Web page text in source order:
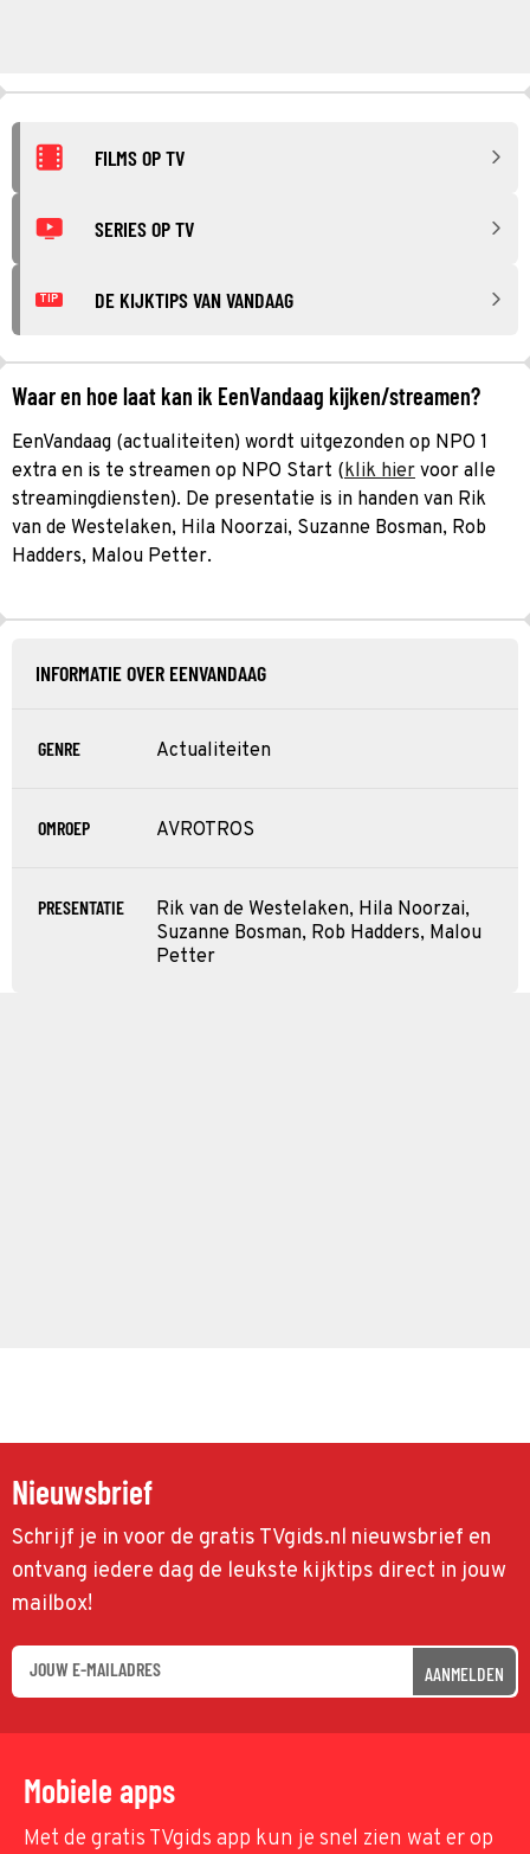
FILMS OP TV
SERIES OP TV
TIP DE KIJKTIPS VAN VANDAAG
Waar en hoe laat kan ik EenVandaag kijken/streamen?
EenVandaag (actualiteiten) wordt uitgezonden op NPO 1
extra en is te streamen op NPO Start (klik hier voor alle
streamingdiensten). De presentatie is in handen van Rik
van de Westelaken, Hila Noorzai, Suzanne Bosman, Rob
Hadders, Malou Petter.
INFORMATIE OVER EENVANDAAG
GENRE Actualiteiten
OMROEP AVROTROS
PRESENTATIE
Rik van de Westelaken, Hila Noorzai,
Suzanne Bosman, Rob Hadders, Malou
Petter
Nieuwsbrief
Schrijf je in voor de gratis TVgids.nl nieuwsbrief en
ontvang iedere dag de leukste kijktips direct in jouw
mailbox!
AANMELDEN
Mobiele apps
Met de gratis TVgids app kun je snel zien wat er op